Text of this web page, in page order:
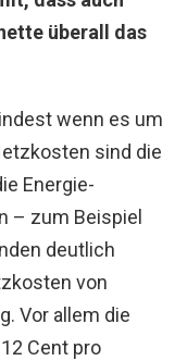
überall das
wenn es um
sind die
Energie-
– zum Beispiel
deutlich
von
Vor allem die
Cent pro